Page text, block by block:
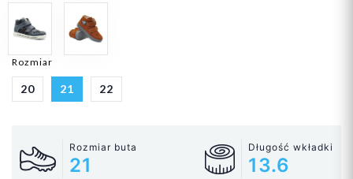
Rozmiar
20 21 22
Rozmiar buta
21
Długość wkładki
13.6